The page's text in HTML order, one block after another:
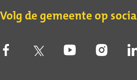
Volg de gemeente op